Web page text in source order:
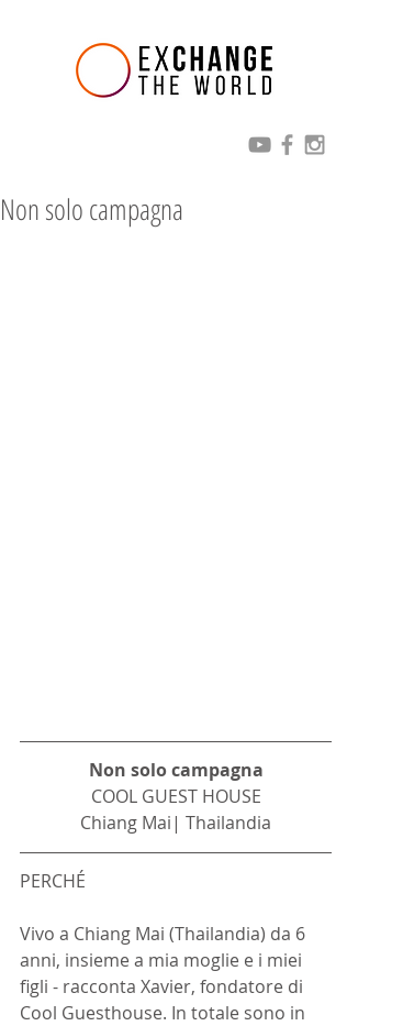
Non solo campagna
Non solo campagna
COOL GUEST HOUSE
Chiang Mai| Thailandia
PERCHÉ
Vivo a Chiang Mai (Thailandia) da 6
anni, insieme a mia moglie e i miei
figli - racconta Xavier, fondatore di
Cool Guesthouse. In totale sono in